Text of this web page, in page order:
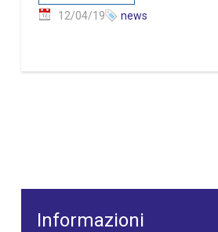
12/04/19 news
Informazioni